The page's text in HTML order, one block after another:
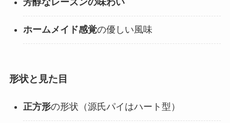
芳醇なレーズンの味わい
ホームメイド感覚の優しい風味
形状と見た目
正方形の形状（源氏パイはハート型）